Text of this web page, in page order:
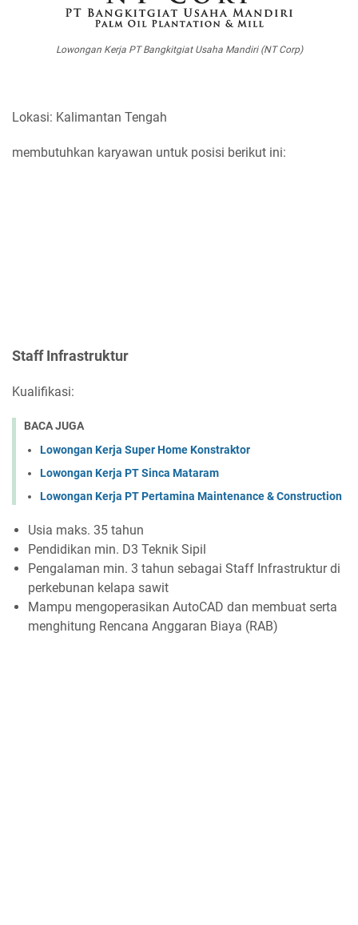
Lowongan Kerja PT Bangkitgiat Usaha Mandiri (NT Corp)
Lokasi: Kalimantan Tengah
membutuhkan karyawan untuk posisi berikut ini:
Staff Infrastruktur
Kualifikasi:
BACA JUGA
Lowongan Kerja Super Home Konstraktor
Lowongan Kerja PT Sinca Mataram
Lowongan Kerja PT Pertamina Maintenance & Construction
Usia maks. 35 tahun
Pendidikan min. D3 Teknik Sipil
Pengalaman min. 3 tahun sebagai Staff Infrastruktur di
perkebunan kelapa sawit
Mampu mengoperasikan AutoCAD dan membuat serta
menghitung Rencana Anggaran Biaya (RAB)